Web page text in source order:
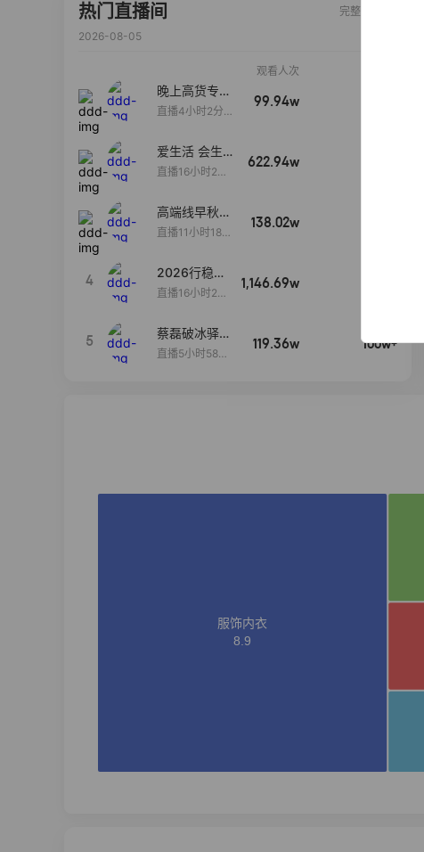
热门直播间
完整榜单
2026-08-05
观看人次
晚上高货专场
大放漏
直播4小时2分5
99.94w
爱生活 会生
活
直播16小时24
622.94w
高端线早秋现
货首发
直播11小时18分
138.02w
4
2026行稳致
远
直播16小时20
1,146.69w
5
蔡磊破冰驿站
直播间好物分
直播5小时58分
119.36w 100w+